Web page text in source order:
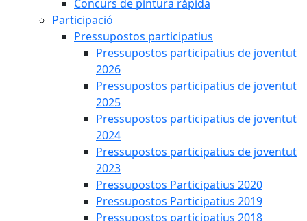
Concurs de pintura ràpida
Participació
Pressupostos participatius
Pressupostos participatius de joventut
2026
Pressupostos participatius de joventut
2025
Pressupostos participatius de joventut
2024
Pressupostos participatius de joventut
2023
Pressupostos Participatius 2020
Pressupostos Participatius 2019
Pressupostos participatius 2018